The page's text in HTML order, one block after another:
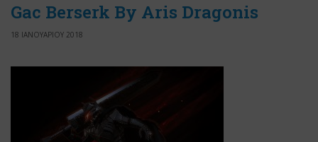
Gac Berserk By Aris Dragonis
18 ΙΑΝΟΥΑΡΙΟΥ 2018